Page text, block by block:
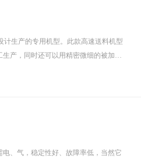
生产的专用机型。此款高速送料机型
产，同时还可以用精密微细的被加工
、气，稳定性好、故障率低，当然它